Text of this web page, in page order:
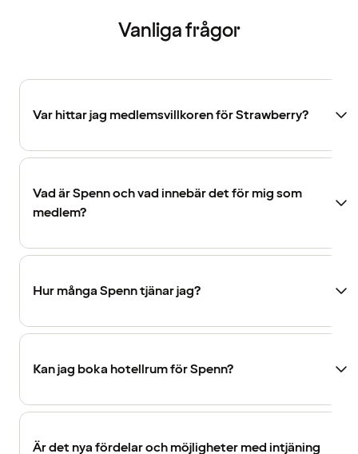
Vanliga frågor
Var hittar jag medlemsvillkoren för Strawberry?
Vad är Spenn och vad innebär det för mig som
medlem?
Hur många Spenn tjänar jag?
Kan jag boka hotellrum för Spenn?
Är det nya fördelar och möjligheter med intjäning